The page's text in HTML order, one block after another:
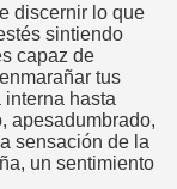
discernir lo que
sintiendo
capaz de
tus
hasta
apesadumbrado,
sensación de la
un sentimiento